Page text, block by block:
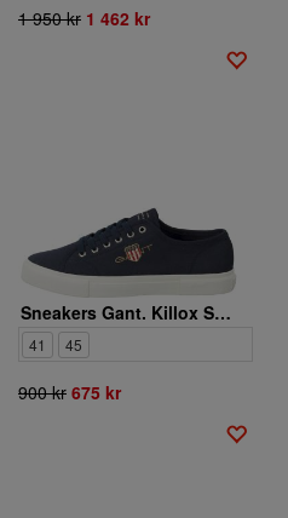
1 950 kr 1 462 kr
Sneakers Gant. Killox Sneaker
41 45
900 kr 675 kr